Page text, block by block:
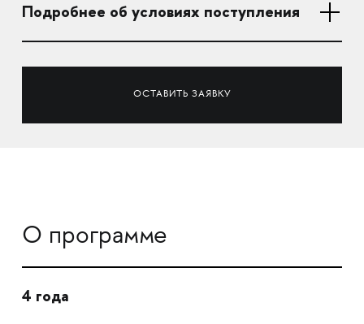
Подробнее об условиях поступления
ОСТАВИТЬ ЗАЯВКУ
О программе
4 года